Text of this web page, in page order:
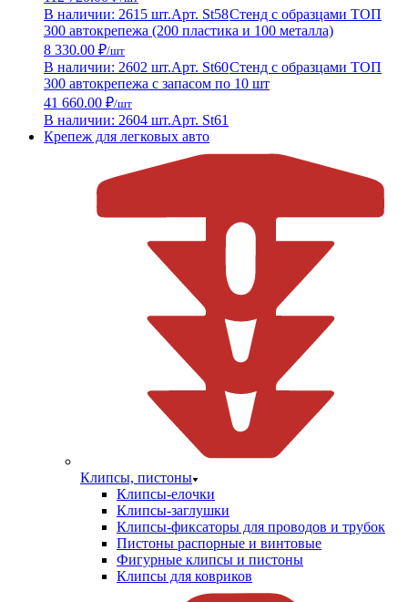
В наличии: 2615 шт.Арт. St58Стенд с образцами ТОП
300 автокрепежа (200 пластика и 100 металла)
8 330.00 ₽/шт
В наличии: 2602 шт.Арт. St60Стенд с образцами ТОП
300 автокрепежа с запасом по 10 шт
41 660.00 ₽/шт
В наличии: 2604 шт.Арт. St61
Крепеж для легковых авто
Клипсы, пистоны
Клипсы-елочки
Клипсы-заглушки
Клипсы-фиксаторы для проводов и трубок
Пистоны распорные и винтовые
Фигурные клипсы и пистоны
Клипсы для ковриков